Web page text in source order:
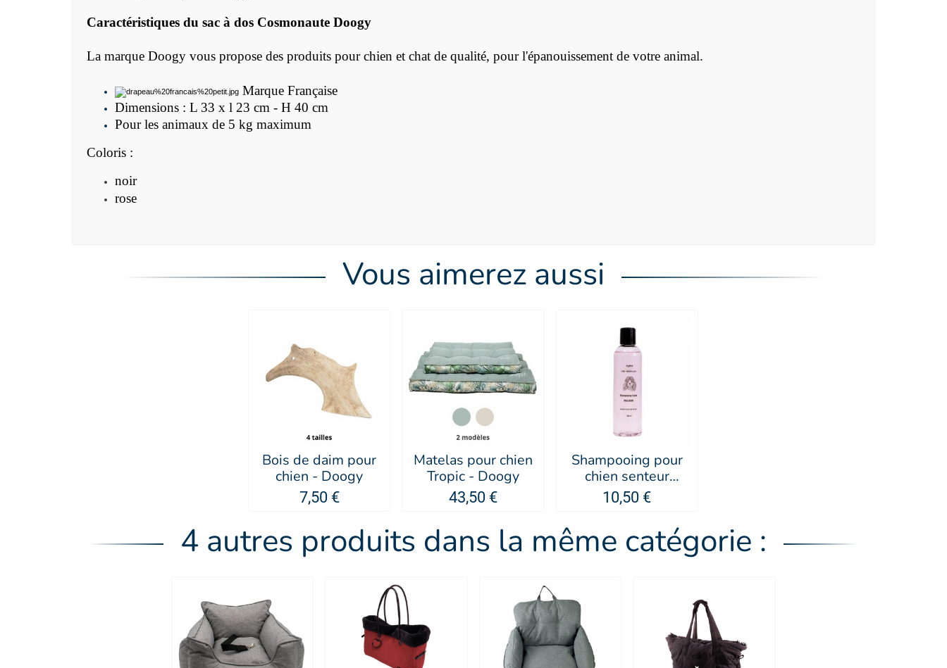
Caractéristiques du sac à dos Cosmonaute Doogy
La marque Doogy vous propose des produits pour chien et chat de qualité, pour l'épanouissement de votre animal.
Marque Française
Dimensions : L 33 x l 23 cm - H 40 cm
Pour les animaux de 5 kg maximum
Coloris :
noir
rose
Vous aimerez aussi
Bois de daim pour
chien - Doogy
7,50 €
Matelas pour chien
Tropic - Doogy
43,50 €
Shampooing pour
chien senteur
Malabar - PUPPY
10,50 €
4 autres produits dans la même catégorie :